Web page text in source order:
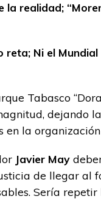
realidad;
reta; Ni el
Tabasco
dejando
en la
Javier May
de llegar al
Sería